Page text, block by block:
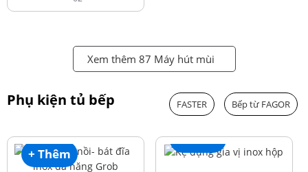
Xem thêm 87 Máy hút mùi
Phụ kiện tủ bếp FASTER Bếp từ FAGOR
+ Thêm
+ Thêm